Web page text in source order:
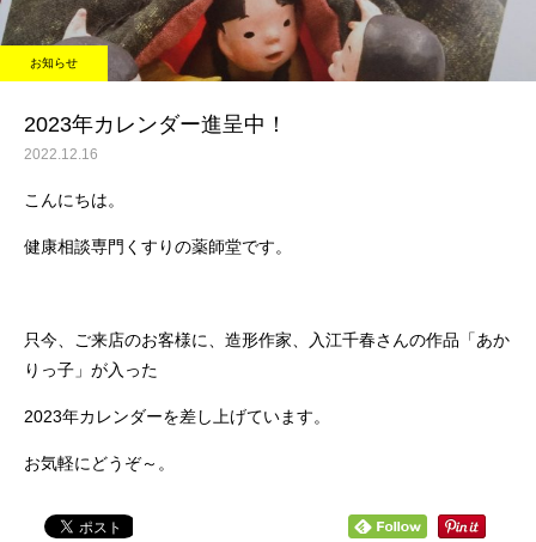
令和８年熊本地震
お盆期間中のご相談に
て
お知らせ
2023年カレンダー進呈中！
2022.12.16
こんにちは。
健康相談専門くすりの薬師堂です。
只今、ご来店のお客様に、造形作家、入江千春さんの作品「あか
りっ子」が入った
2023年カレンダーを差し上げています。
お気軽にどうぞ～。